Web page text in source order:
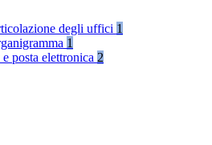
degli uffici 1
1
posta elettronica 2